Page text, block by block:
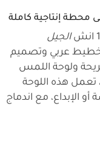
الجيل
تخطيط عربي وتصميم
ولوحة اللمس
تعمل هذه اللوحة
الإبداع، مع اندماج